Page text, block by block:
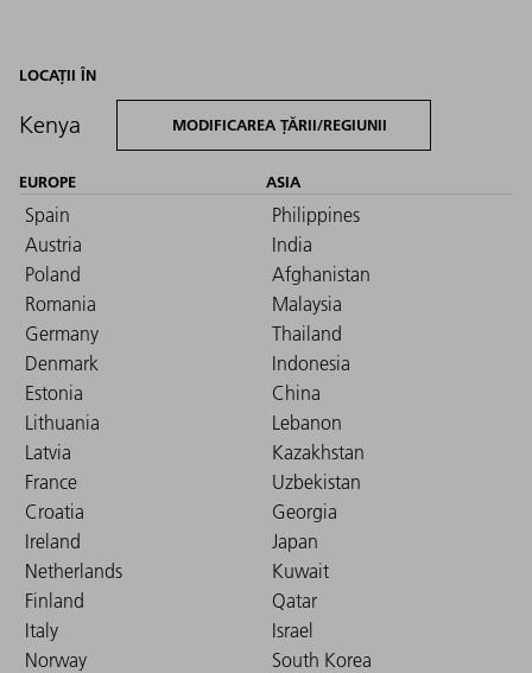
LOCAȚII ÎN
Kenya MODIFICAREA ȚĂRII/REGIUNII
EUROPE
Spain
Austria
Poland
Romania
Germany
Denmark
Estonia
Lithuania
Latvia
France
Croatia
Ireland
Netherlands
Finland
Italy
Norway
ASIA
Philippines
India
Afghanistan
Malaysia
Thailand
Indonesia
China
Lebanon
Kazakhstan
Uzbekistan
Georgia
Japan
Kuwait
Qatar
Israel
South Korea